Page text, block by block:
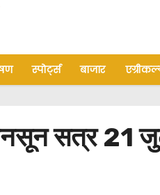
स्पोर्ट्स बाजार
सत्र 21